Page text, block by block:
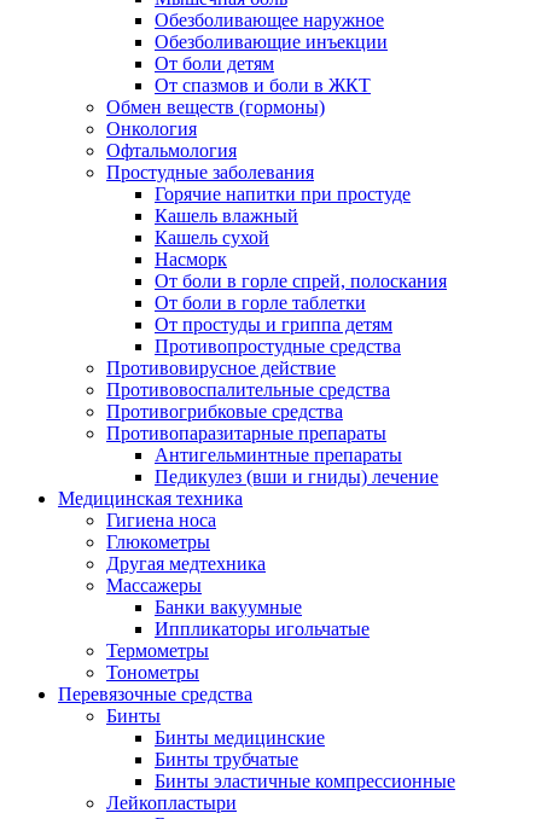
Обезболивающее наружное
Обезболивающие инъекции
От боли детям
От спазмов и боли в ЖКТ
Обмен веществ (гормоны)
Онкология
Офтальмология
Простудные заболевания
Горячие напитки при простуде
Кашель влажный
Кашель сухой
Насморк
От боли в горле спрей, полоскания
От боли в горле таблетки
От простуды и гриппа детям
Противопростудные средства
Противовирусное действие
Противовоспалительные средства
Противогрибковые средства
Противопаразитарные препараты
Антигельминтные препараты
Педикулез (вши и гниды) лечение
Медицинская техника
Гигиена носа
Глюкометры
Другая медтехника
Массажеры
Банки вакуумные
Иппликаторы игольчатые
Термометры
Тонометры
Перевязочные средства
Бинты
Бинты медицинские
Бинты трубчатые
Бинты эластичные компрессионные
Лейкопластыри